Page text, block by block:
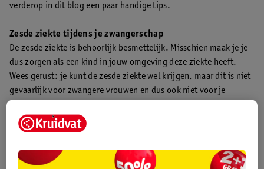
verderop in dit blog een paar handige tips.
Zesde ziekte tijdens je zwangerschap
De zesde ziekte is behoorlijk besmettelijk. Misschien maak je je
dus zorgen als een kind in jouw omgeving deze ziekte heeft.
Wees gerust: je kunt de zesde ziekte wel krijgen, maar dit is niet
gevaarlijk voor zwangere vrouwen en dus ook niet voor je
Hoelang duurt de zesde ziekte
Na de besmetting duurt het 1 tot 2 weken voordat je kind (of
jijzelf) de zesde ziekte krijgt. De ziekte duurt ongeveer een